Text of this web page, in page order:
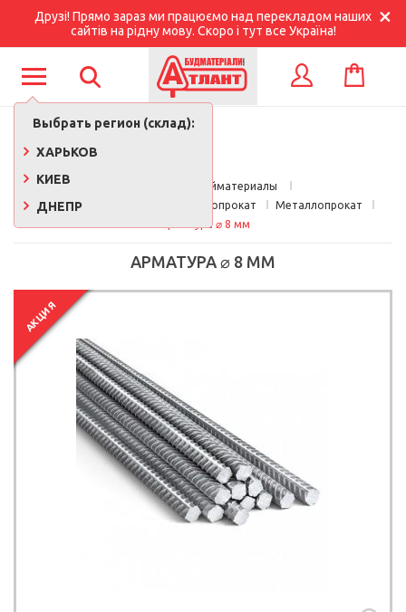
Друзі! Прямо зараз ми працюємо над перекладом наших
сайтів на рідну мову. Скоро і тут все Україна!
Выбрать регион (склад):
ХАРЬКОВ
КИЕВ
ДНЕПР
КОРЗИНА
Стройматериалы
Металлическая сетка, металлопрокат
Металлопрокат
Арматура ⌀ 8 мм
АРМАТУРА ⌀ 8 ММ
АКЦИЯ